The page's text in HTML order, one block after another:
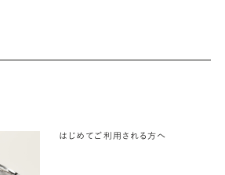
はじめてご利用される方へ